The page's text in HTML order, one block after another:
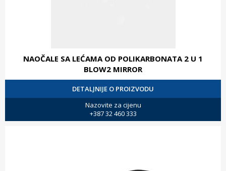
NAOČALE SA LEĆAMA OD POLIKARBONATA 2 U 1
BLOW2 MIRROR
DETALJNIJE O PROIZVODU
Nazovite za cijenu
+387 32 460 333